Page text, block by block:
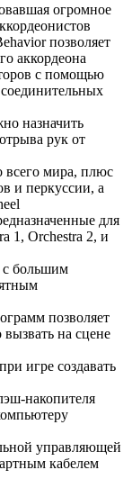
огромное
позволяет
аккордеона
с помощью
назначить
рук от
всего мира, плюс
и перкуссии, а
для
1, Orchestra 2, и
с большим
позволяет
на сцене
игре создавать
накопителя
управляющей
кабелем